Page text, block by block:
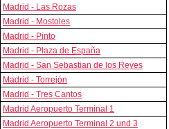
Madrid - Las Rozas
Madrid - Mostoles
Madrid - Pinto
Madrid - Plaza de España
Madrid - San Sebastian de los Reyes
Madrid - Torrejón
Madrid - Tres Cantos
Madrid Aeropuerto Terminal 1
Madrid Aeropuerto Terminal 2 und 3